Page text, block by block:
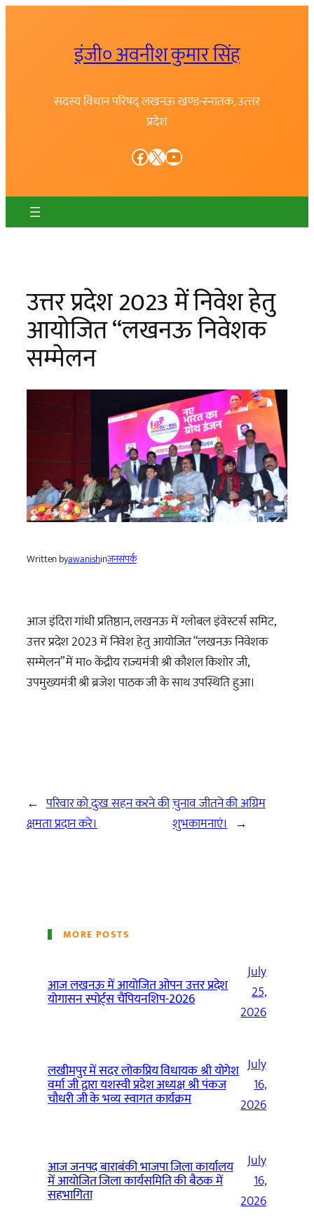
इंजी० अवनीश कुमार सिंह
सदस्य विधान परिषद् लखनऊ खण्ड-स्नातक, उत्त्तर
प्रदेश
Facebook X YouTube
उत्तर प्रदेश 2023 में निवेश हेतु
आयोजित “लखनऊ निवेशक
सम्मेलन
Written byawanishinजनसंपर्क
आज इंदिरा गांधी प्रतिष्ठान, लखनऊ में ग्लोबल इंवेस्टर्स समिट,
उत्तर प्रदेश 2023 में निवेश हेतु आयोजित “लखनऊ निवेशक
सम्मेलन” में मा० केंद्रीय राज्यमंत्री श्री कौशल किशोर जी,
उपमुख्यमंत्री श्री ब्रजेश पाठक जी के साथ उपस्थिति हुआ।
← परिवार को दुःख सहन करने की
क्षमता प्रदान करे।
चुनाव जीतने की अग्रिम
शुभकामनाएं। →
MORE POSTS
आज लखनऊ में आयोजित ओपन उत्तर प्रदेश
योगासन स्पोर्ट्स चैंपियनशिप-2026
July
25,
2026
लखीमपुर में सदर लोकप्रिय विधायक श्री योगेश
वर्मा जी द्वारा यशस्वी प्रदेश अध्यक्ष श्री पंकज
चौधरी जी के भव्य स्वागत कार्यक्रम
July
16,
2026
आज जनपद बाराबंकी भाजपा जिला कार्यालय
में आयोजित जिला कार्यसमिति की बैठक में
सहभागिता
July
16,
2026